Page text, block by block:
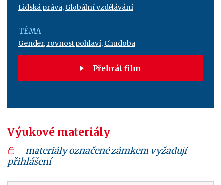
Lidská práva, Globální vzdělávání
TÉMA
Gender, rovnost pohlaví, Chudoba
Přehrát film
Výukové materiály
materiály označené zámkem vyžadují
přihlášení